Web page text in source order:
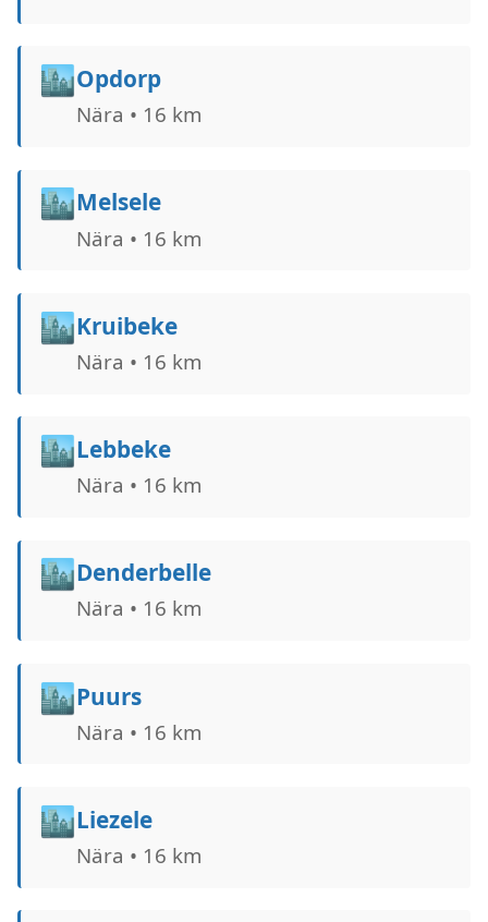
🏙️Opdorp
Nära • 16 km
🏙️Melsele
Nära • 16 km
🏙️Kruibeke
Nära • 16 km
🏙️Lebbeke
Nära • 16 km
🏙️Denderbelle
Nära • 16 km
🏙️Puurs
Nära • 16 km
🏙️Liezele
Nära • 16 km